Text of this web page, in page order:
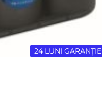
24 LUNI GARANȚIE